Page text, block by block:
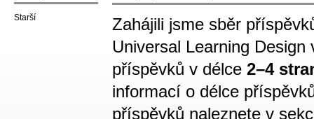
Zahájili jsme sběr
Universal Learning
příspěvků v délce 2–4
informací o délce
příspěvků naleznete v
Starší